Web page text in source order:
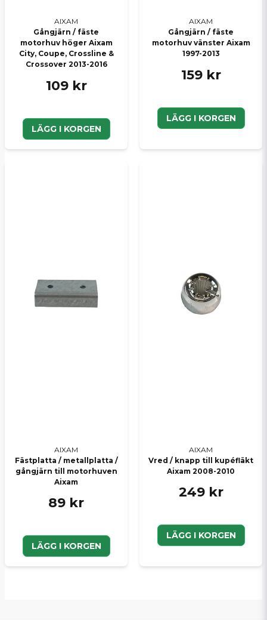
AIXAM
Gångjärn / fäste
motorhuv höger Aixam
City, Coupe, Crossline &
Crossover 2013-2016
109 kr
LÄGG I KORGEN
AIXAM
Gångjärn / fäste
motorhuv vänster Aixam
1997-2013
159 kr
LÄGG I KORGEN
AIXAM
Fästplatta / metallplatta /
gångjärn till motorhuven
Aixam
89 kr
LÄGG I KORGEN
AIXAM
Vred / knapp till kupéfläkt
Aixam 2008-2010
249 kr
LÄGG I KORGEN